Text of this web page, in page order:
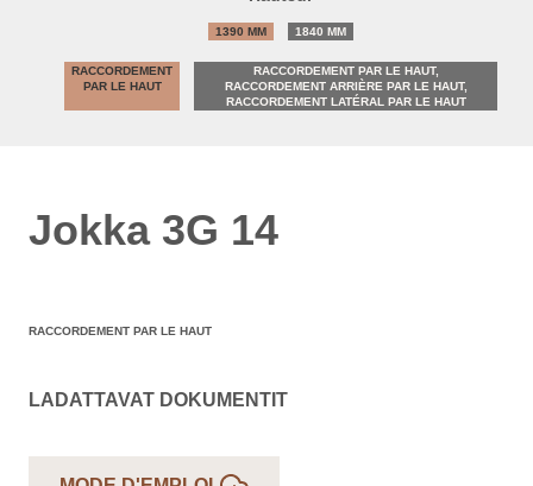
1390 MM 1840 MM
RACCORDEMENT
PAR LE HAUT
RACCORDEMENT PAR LE HAUT,
RACCORDEMENT ARRIÈRE PAR LE HAUT,
RACCORDEMENT LATÉRAL PAR LE HAUT
Jokka 3G 14
RACCORDEMENT PAR LE HAUT
LADATTAVAT DOKUMENTIT